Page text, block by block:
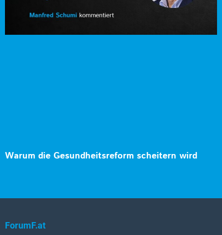
Warum die Gesundheitsreform scheitern wird
ForumF.at